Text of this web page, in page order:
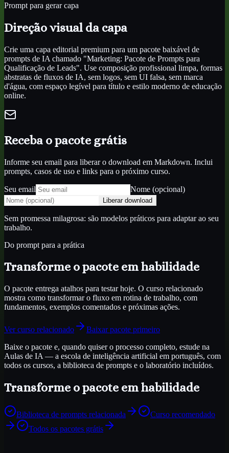
Prompt para gerar capa
Direção visual da capa
Crie uma capa editorial premium para um pacote baixável de
prompts de IA chamado "Marketing: Pacote de Prompts para
Qualificação de Leads". Use composição profissional limpa, formas
abstratas de fluxos de IA, sem logos, sem UI falsa, sem marca
d'água, com espaço legível para título e estilo moderno de educação
online.
Receba o pacote grátis
Informe seu email para liberar o download em Markdown. Inclui
prompts, casos de uso e links para o próximo curso.
Seu email Nome (opcional)
Liberar download
Sem promessa milagrosa: são modelos práticos para adaptar ao seu
trabalho.
Do prompt para a prática
Transforme o pacote em habilidade
O pacote entrega atalhos para testar hoje. O curso relacionado
mostra como transformar o fluxo em rotina de trabalho, com
fundamentos, exemplos comentados e próximas ações.
Ver curso relacionado
Baixar pacote primeiro
Baixe o pacote e, quando quiser o processo completo, estude na
Aulas de IA — a escola de inteligência artificial em português, com
todos os cursos, a biblioteca de prompts e o laboratório incluídos.
Transforme o pacote em habilidade
Biblioteca de prompts relacionada
Curso recomendado
Todos os pacotes grátis